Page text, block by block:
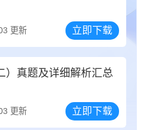
更新 立即下载
）真题及详细解析汇总
更新 立即下载